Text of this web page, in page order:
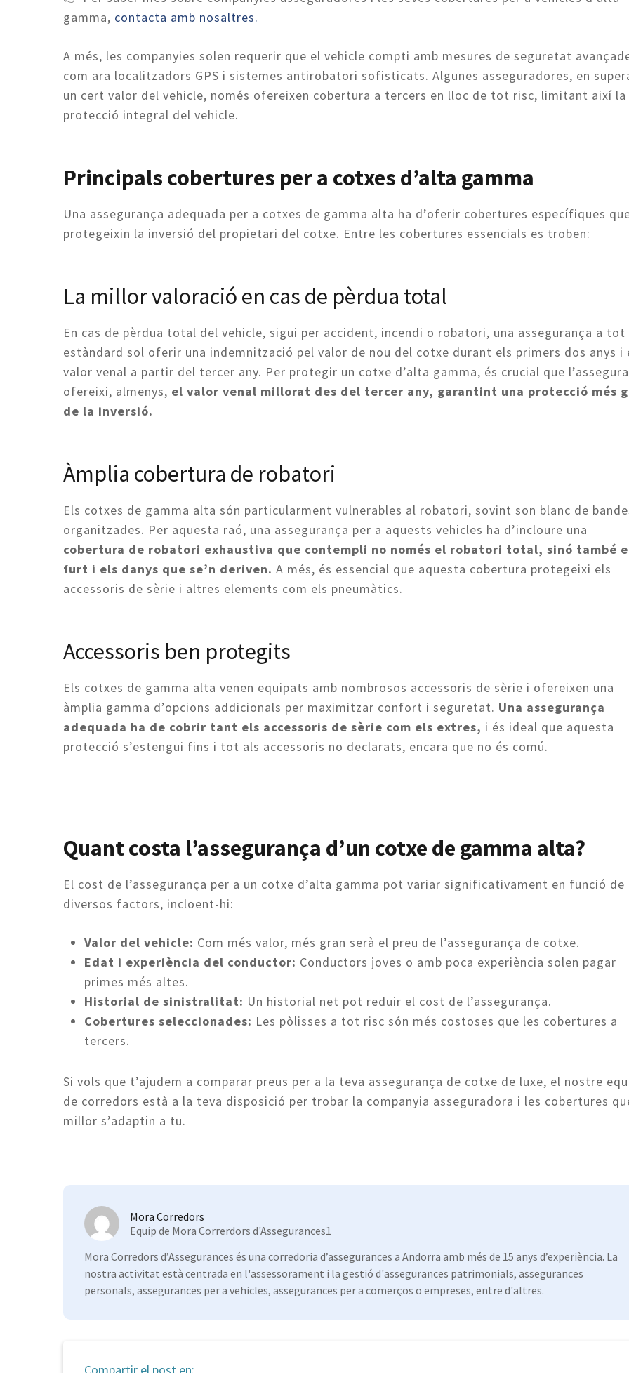
gamma, contacta amb nosaltres.
A més, les companyies solen requerir que el vehicle compti amb mesures de seguretat
com ara localitzadors GPS i sistemes antirobatori sofisticats. Algunes asseguradores, en
un cert valor del vehicle, només ofereixen cobertura a tercers en lloc de tot risc, limitant així la
protecció integral del vehicle.
Principals cobertures per a cotxes d’alta gamma
Una assegurança adequada per a cotxes de gamma alta ha d’oferir cobertures específiques
protegeixin la inversió del propietari del cotxe. Entre les cobertures essencials es troben:
La millor valoració en cas de pèrdua total
En cas de pèrdua total del vehicle, sigui per accident, incendi o robatori, una assegurança a tot
estàndard sol oferir una indemnització pel valor de nou del cotxe durant els primers dos anys i
valor venal a partir del tercer any. Per protegir un cotxe d’alta gamma, és crucial que
ofereixi, almenys, el valor venal millorat des del tercer any, garantint una protecció més
de la inversió.
Àmplia cobertura de robatori
Els cotxes de gamma alta són particularment vulnerables al robatori, sovint son blanc de
organitzades. Per aquesta raó, una assegurança per a aquests vehicles ha d’incloure una
cobertura de robatori exhaustiva que contempli no només el robatori total, sinó també
furt i els danys que se’n deriven. A més, és essencial que aquesta cobertura protegeixi els
accessoris de sèrie i altres elements com els pneumàtics.
Accessoris ben protegits
Els cotxes de gamma alta venen equipats amb nombrosos accessoris de sèrie i ofereixen una
àmplia gamma d’opcions addicionals per maximitzar confort i seguretat. Una assegurança
adequada ha de cobrir tant els accessoris de sèrie com els extres, i és ideal que aquesta
protecció s’estengui fins i tot als accessoris no declarats, encara que no és comú.
Quant costa l’assegurança d’un cotxe de gamma alta?
El cost de l’assegurança per a un cotxe d’alta gamma pot variar significativament en funció de
diversos factors, incloent-hi:
Valor del vehicle: Com més valor, més gran serà el preu de l’assegurança de cotxe.
Edat i experiència del conductor: Conductors joves o amb poca experiència solen pagar
primes més altes.
Historial de sinistralitat: Un historial net pot reduir el cost de l’assegurança.
Cobertures seleccionades: Les pòlisses a tot risc són més costoses que les cobertures a
tercers.
Si vols que t’ajudem a comparar preus per a la teva assegurança de cotxe de luxe, el nostre
de corredors està a la teva disposició per trobar la companyia asseguradora i les cobertures
millor s’adaptin a tu.
Mora Corredors
Equip de Mora Correrdors d'Assegurances1
Mora Corredors d’Assegurances és una corredoria d’assegurances a Andorra amb més de 15 anys d’experiència. La
nostra activitat està centrada en l'assessorament i la gestió d'assegurances patrimonials, assegurances
personals, assegurances per a vehicles, assegurances per a comerços o empreses, entre d'altres.